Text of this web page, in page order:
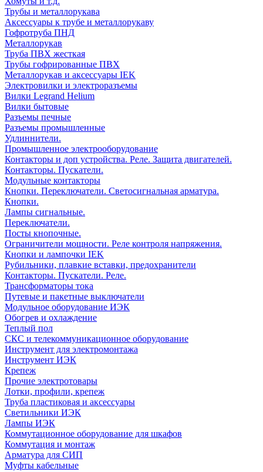
Трубы и металлорукава
Аксессуары к трубе и металлорукаву
Гофротруба ПНД
Металлорукав
Труба ПВХ жесткая
Трубы гофрированные ПВХ
Металлорукав и аксессуары IEK
Электровилки и электроразъемы
Вилки Legrand Helium
Вилки бытовые
Разъемы печные
Разъемы промышленные
Удлиннители.
Промышленное электрооборудование
Контакторы и доп устройства. Реле. Защита двигателей.
Контакторы. Пускатели.
Модульные контакторы
Кнопки. Переключатели. Светосигнальная арматура.
Кнопки.
Лампы сигнальные.
Переключатели.
Посты кнопочные.
Ограничители мощности. Реле контроля напряжения.
Кнопки и лампочки IEK
Рубильники, плавкие вставки, предохранители
Контакторы. Пускатели. Реле.
Трансформаторы тока
Путевые и пакетные выключатели
Модульное оборудование ИЭК
Обогрев и охлаждение
Теплый пол
СКС и телекоммуникационное оборудование
Инструмент для электромонтажа
Инструмент ИЭК
Крепеж
Прочие электротовары
Лотки, профили, крепеж
Труба пластиковая и аксессуары
Светильники ИЭК
Лампы ИЭК
Коммутационное оборудование для шкафов
Коммутация и монтаж
Арматура для СИП
Муфты кабельные